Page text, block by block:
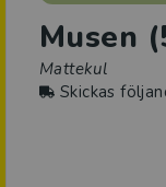
Musen
Mattekul
Skickas